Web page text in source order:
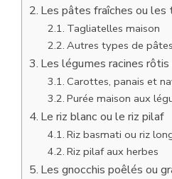
Les pâtes fraîches ou
Tagliatelles maison
Autres types de pâtes
Les légumes racines
Carottes, panais et
Purée maison aux
Le riz blanc ou le riz pilaf
Riz basmati ou riz
Riz pilaf aux herbes
Les gnocchis poêlés ou